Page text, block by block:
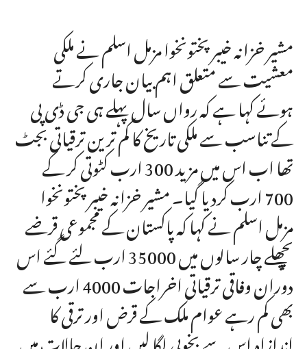
مشیر خزانہ خیبرپختونخوا مزمل اسلم نے ملکی
معشیت سے متعلق اہم بیان جاری کرتے
ہوئے کہا ہے کہ رواں سال پہلے ہی جی ڈی پی
کے تناسب سے ملکی تاریخ کا کم ترین ترقیاتی بجٹ
تھا اب اس میں مزید 300 ارب کٹوتی کر کے
700 ارب کردیا گیا۔ مشیر خزانہ خیبرپختونخوا
مزمل اسلم نے کہا کہ پاکستان کے مجموعی قرضے
پچھلے چار سالوں میں 35000 ارب لئے گئے اس
دوران وفاقی ترقیاتی اخراجات 4000 ارب سے
بھی کم رہے عوام ملک کے قرض اور ترقی کا